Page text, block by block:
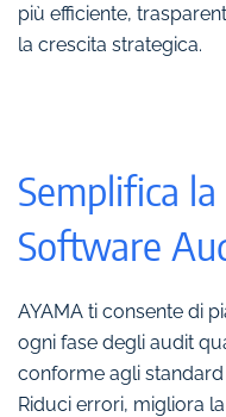
più efficiente,
la crescita strategica.
Semplifica
Software
AYAMA ti consente di
ogni fase degli audit
conforme agli standard
Riduci errori, migliora